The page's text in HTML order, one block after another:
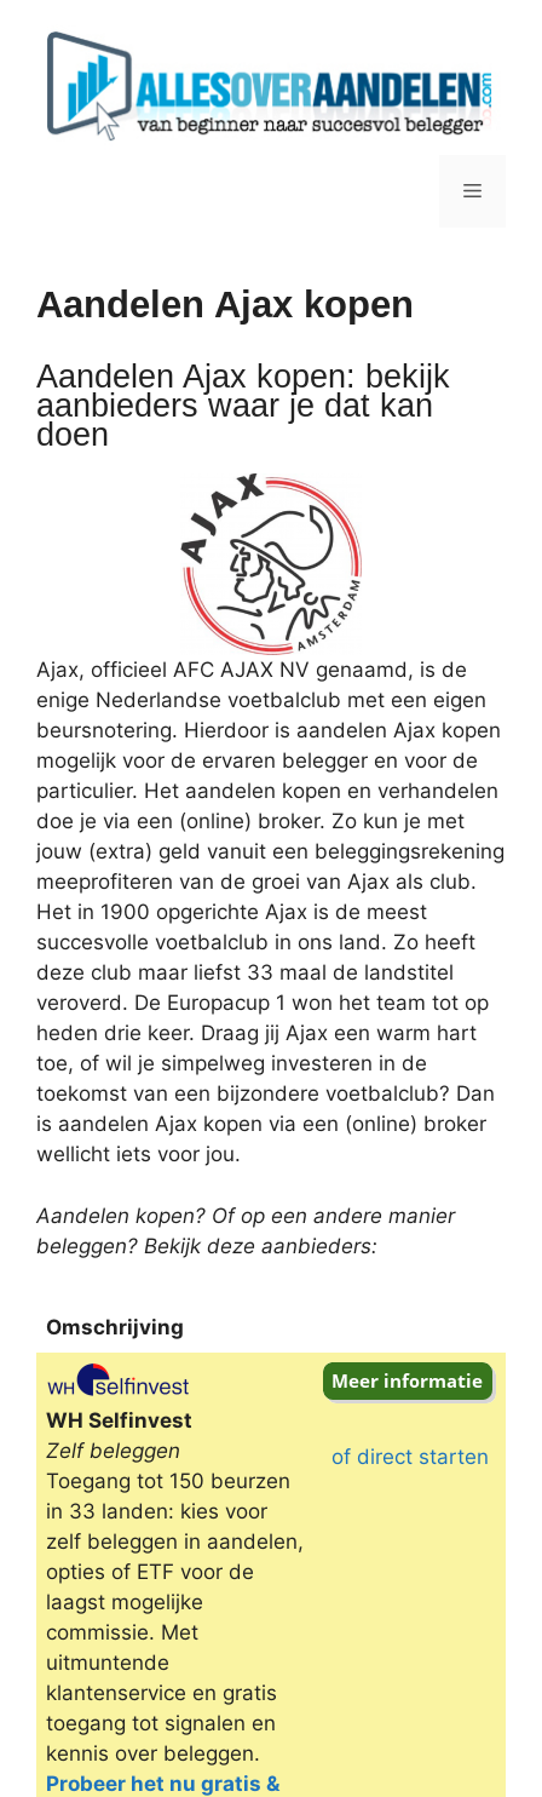
Menu
Aandelen Ajax kopen
Aandelen Ajax kopen: bekijk
aanbieders waar je dat kan
doen
Ajax, officieel AFC AJAX NV genaamd, is de
enige Nederlandse voetbalclub met een eigen
beursnotering. Hierdoor is aandelen Ajax kopen
mogelijk voor de ervaren belegger en voor de
particulier. Het aandelen kopen en verhandelen
doe je via een (online) broker. Zo kun je met
jouw (extra) geld vanuit een beleggingsrekening
meeprofiteren van de groei van Ajax als club.
Het in 1900 opgerichte Ajax is de meest
succesvolle voetbalclub in ons land. Zo heeft
deze club maar liefst 33 maal de landstitel
veroverd. De Europacup 1 won het team tot op
heden drie keer. Draag jij Ajax een warm hart
toe, of wil je simpelweg investeren in de
toekomst van een bijzondere voetbalclub? Dan
is aandelen Ajax kopen via een (online) broker
wellicht iets voor jou.
Aandelen kopen? Of op een andere manier
beleggen? Bekijk deze aanbieders:
Omschrijving
Omschrijving
WH Selfinvest
Zelf beleggen
Toegang tot 150 beurzen
in 33 landen: kies voor
zelf beleggen in aandelen,
opties of ETF voor de
laagst mogelijke
commissie. Met
uitmuntende
klantenservice en gratis
toegang tot signalen en
kennis over beleggen.
Probeer het nu gratis &
of direct starten